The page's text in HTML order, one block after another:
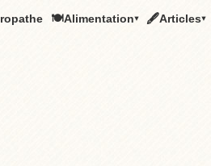
🍽Alimentation▾ 🖋Articles▾